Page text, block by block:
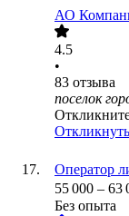
АО
4.5
•
83 отзыва
поселок
Оператор
55 000 – 63
Без опыта